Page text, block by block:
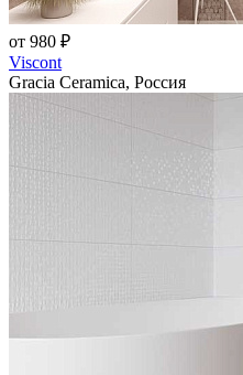
от 980 ₽
Viscont
Gracia Ceramica, Россия